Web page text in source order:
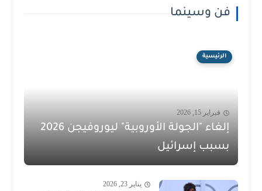
فن وسينما
الرئيسية
فبراير 15, 2026
إلغاء "الجولة الأوروبية" ليوروفيجن 2026
بسبب إسرائيل
يناير 23, 2026